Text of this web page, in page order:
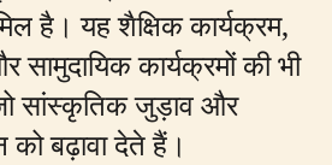
है। यह शैक्षिक कार्यक्रम,
सामुदायिक कार्यक्रमों की भी
सांस्कृतिक जुड़ाव और
बढ़ावा देते हैं।